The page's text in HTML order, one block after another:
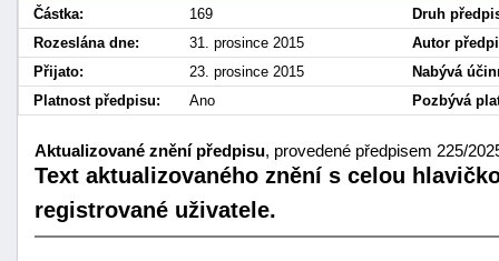
Částka: 169
Druh
Rozeslána dne:
31. prosince 2015
Autor
Přijato:
23. prosince 2015
Nabývá
Platnost předpisu:
Ano Pozbývá
Aktualizované znění předpisu, provedené předpisem 225/
Text aktualizovaného znění s celou
registrované uživatele.